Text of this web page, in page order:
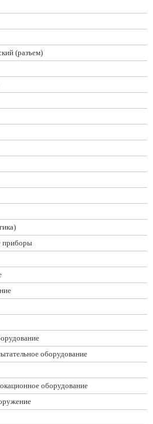
(разъем)
приборы
оборудование
оборудование